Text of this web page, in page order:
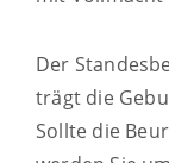
Der
trägt die
Sollte die